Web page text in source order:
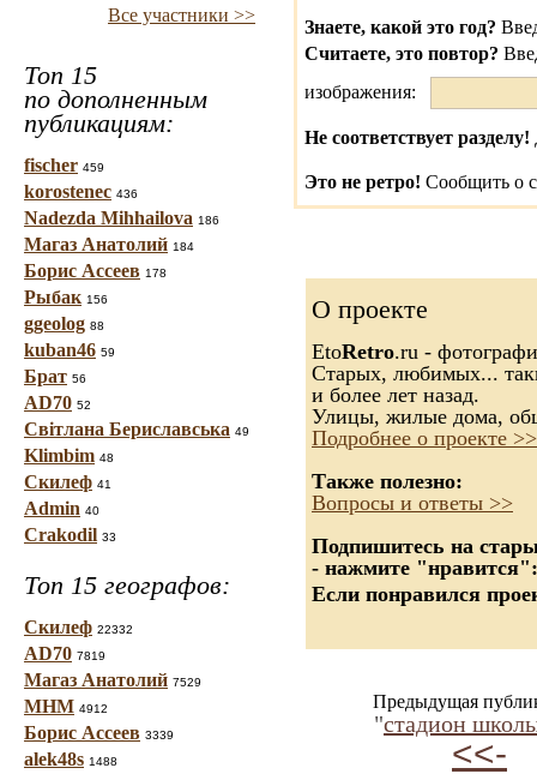
Все участники >>
Топ 15
по дополненным
публикациям:
fischer 459
korostenec 436
Nadezda Mihhailova 186
Магаз Анатолий 184
Борис Ассеев 178
Рыбак 156
ggeolog 88
kuban46 59
Брат 56
AD70 52
Світлана Бериславська 49
Klimbim 48
Скилеф 41
Admin 40
Crakodil 33
Топ 15 географов:
Скилеф 22332
AD70 7819
Магаз Анатолий 7529
МНМ 4912
Борис Ассеев 3339
alek48s 1488
Знаете, какой это год?
Считаете, это повтор?
изображения:
Не соответствует разделу!
Это не ретро! Сообщить о
О проекте
EtoRetro.ru -
Старых, любимых...
и более лет назад.
Улицы, жилые дома,
Подробнее о проекте >>
Также полезно:
Вопросы и ответы >>
Подпишитесь на
- нажмите "нравится":
Если понравился
Предыдущая
"стадион
<<-